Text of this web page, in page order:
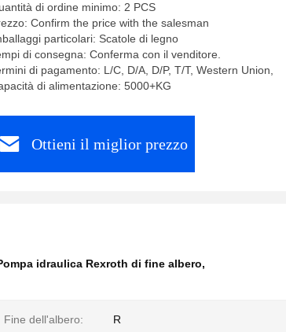
di ordine minimo: 2 PCS
Confirm the price with the salesman
particolari: Scatole di legno
di consegna: Conferma con il venditore.
di pagamento: L/C, D/A, D/P, T/T, Western Union,
di alimentazione: 5000+KG
Ottieni il miglior prezzo
idraulica Rexroth di fine albero,
Fine dell'albero: R